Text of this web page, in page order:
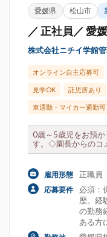
愛媛県 松山市
／ 正社員／ 愛
株式会社ニチイ学館
オンライン自主応募可
見学OK 託児所あり
車通勤・マイカー通勤可
0歳～5歳児をお預
す。◇園長からのコ
雇用形態 正職員
応募要件
必須：
歴。経
の勤務
ある方